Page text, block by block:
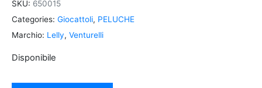
SKU: 650015
Categories: Giocattoli, PELUCHE
Marchio: Lelly, Venturelli
Disponibile